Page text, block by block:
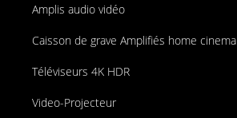
Amplis audio vidéo
Caisson de grave Amplifiés home cinema
Téléviseurs 4K HDR
Video-Projecteur